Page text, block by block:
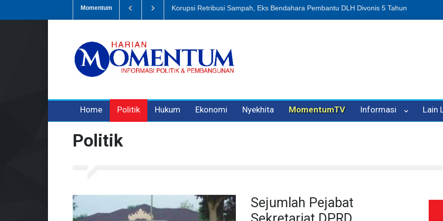
Momentum Dugaan Penipuan Oleh Oknum Kadis, Kuasa Hukum Pelapor Desak Polisi Tetapkan P-
Home Politik Hukum Ekonomi Nyekhita MomentumTV Informasi Lain
Politik
Sejumlah Pejabat